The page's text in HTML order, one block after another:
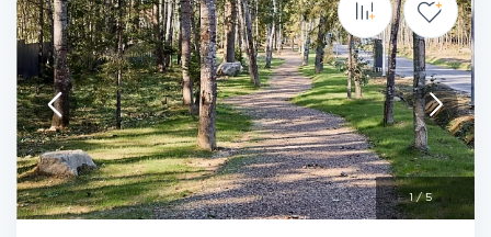
1/5